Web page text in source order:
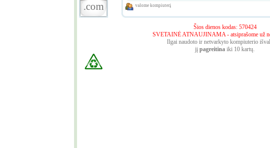
.com valome kompiuterį
Šios dienos kodas: 570424
SVETAINĖ ATNAUJINAMA - atsiprašome už
Ilgai naudoto ir netvarkyto kompiuterio
jį pagreitina iki 10 kartų.